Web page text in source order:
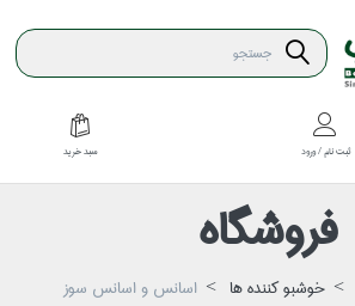
ثبت نام / ورود سبد خريد
فروشگاه
خوشبو كننده ها اسانس و اسانس سوز